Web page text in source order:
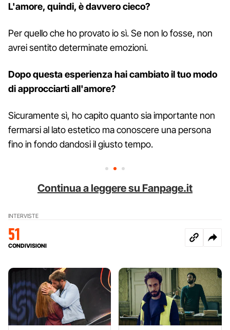
L'amore, quindi, è davvero cieco?
Per quello che ho provato io sì. Se non lo fosse, non
avrei sentito determinate emozioni.
Dopo questa esperienza hai cambiato il tuo modo
di approcciarti all'amore?
Sicuramente sì, ho capito quanto sia importante non
fermarsi al lato estetico ma conoscere una persona
fino in fondo dandosi il giusto tempo.
Continua a leggere su Fanpage.it
INTERVISTE
51
CONDIVISIONI